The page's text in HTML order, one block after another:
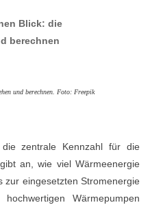
Blick: die
berechnen
und berechnen. Foto: Freepik
zentrale Kennzahl für die
an, wie viel Wärmeenergie
zur eingesetzten Stromenergie
Wärmepumpen